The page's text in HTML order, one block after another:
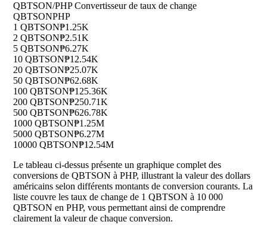
QBTSON/PHP Convertisseur de taux de change
QBTSONPHP
1 QBTSON₱1.25K
2 QBTSON₱2.51K
5 QBTSON₱6.27K
10 QBTSON₱12.54K
20 QBTSON₱25.07K
50 QBTSON₱62.68K
100 QBTSON₱125.36K
200 QBTSON₱250.71K
500 QBTSON₱626.78K
1000 QBTSON₱1.25M
5000 QBTSON₱6.27M
10000 QBTSON₱12.54M
Le tableau ci-dessus présente un graphique complet des
conversions de QBTSON à PHP, illustrant la valeur des dollars
américains selon différents montants de conversion courants. La
liste couvre les taux de change de 1 QBTSON à 10 000
QBTSON en PHP, vous permettant ainsi de comprendre
clairement la valeur de chaque conversion.